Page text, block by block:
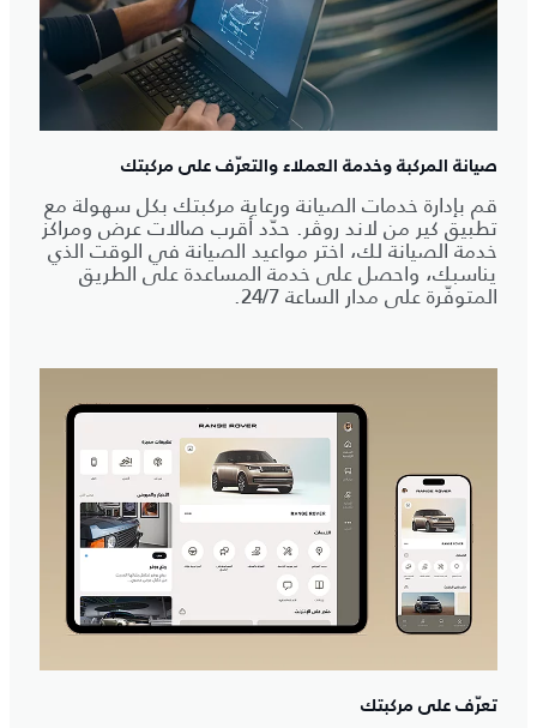
صيانة المركبة وخدمة العملاء والتعرّف على مركبتك
قم بإدارة خدمات الصيانة ورعاية مركبتك بكل سهولة مع
تطبيق كير من لاند روڤر. حدّد أقرب صالات عرض ومراكز
خدمة الصيانة لك، اختر مواعيد الصيانة في الوقت الذي
يناسبك، واحصل على خدمة المساعدة على الطريق
المتوفّرة على مدار الساعة 24/7.
تعرّف على مركبتك